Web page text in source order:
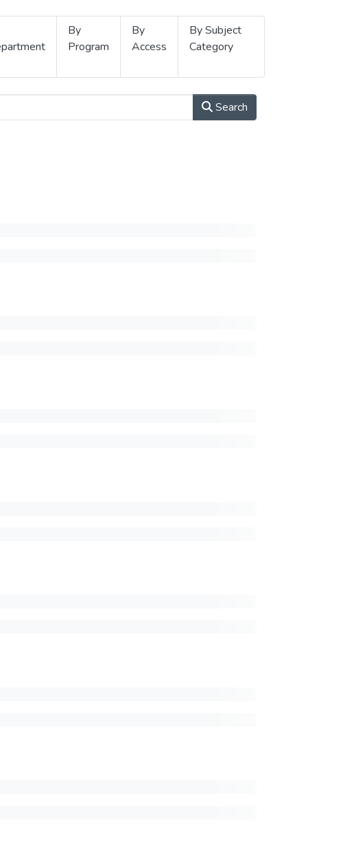
By
Program
By
Access
By Subject
Category
Search